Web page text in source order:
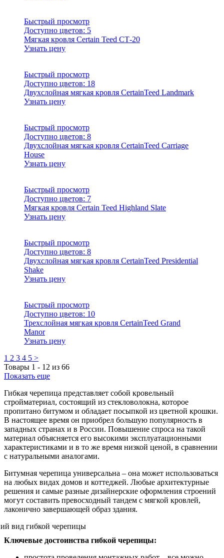
Быстрый просмотр
Доступно цветов: 5
Мягкая кровля Certain Teed СТ-20
Узнать цену
Быстрый просмотр
Доступно цветов: 18
Двухслойная мягкая кровля CertainTeed Landmark
Узнать цену
Быстрый просмотр
Доступно цветов: 8
Двухслойная мягкая кровля CertainTeed Carriage
House
Узнать цену
Быстрый просмотр
Доступно цветов: 7
Мягкая кровля Certain Teed Highland Slate
Узнать цену
Быстрый просмотр
Доступно цветов: 8
Двухслойная мягкая кровля CertainTeed Presidential
Shake
Узнать цену
Быстрый просмотр
Доступно цветов: 10
Трехслойная мягкая кровля CertainTeed Grand
Manor
Узнать цену
1 2 3 4 5 >
Товары 1 - 12 из 66
Показать еще
Гибкая черепица представляет собой кровельный
стройматериал, состоящий из стекловолокна, которое
пропитано битумом и обладает посыпкой из цветной крошки.
В настоящее время он приобрел большую популярность в
западных странах и в России. Повышение спроса на такой
материал объясняется его высокими эксплуатационными
характеристиками и в то же время низкой ценой, в сравнении
с натуральными аналогами.
Битумная черепица универсальна – она может использоваться
на любых видах домов и коттеджей. Любые архитектурные
решения и самые разные дизайнерские оформления строений
могут составить превосходный тандем с мягкой кровлей,
лаконично завершающей образ здания.
Ключевые достоинства гибкой черепицы: